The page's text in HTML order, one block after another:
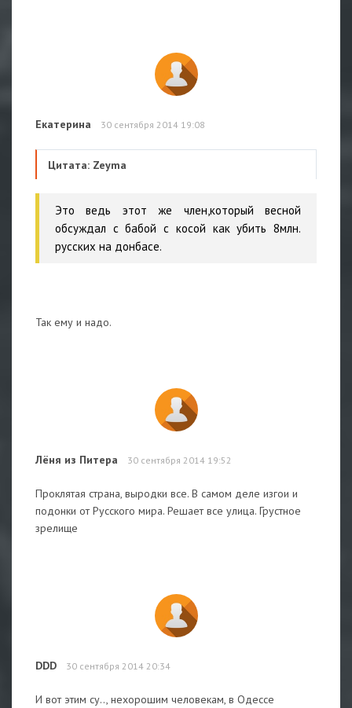
Екатерина 30 сентября 2014 19:08
Цитата: Zeyma
Это ведь этот же член,который весной
обсуждал с бабой с косой как убить 8млн.
русских на донбасе.
Так ему и надо.
Лёня из Питера 30 сентября 2014 19:52
Проклятая страна, выродки все. В самом деле изгои и
подонки от Русского мира. Решает все улица. Грустное
зрелище
DDD 30 сентября 2014 20:34
И вот этим су.., нехорошим человекам, в Одессе